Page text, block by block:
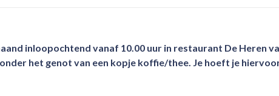
inloopochtend vanaf 10.00 uur in restaurant De Heren
het genot van een kopje koffie/thee. Je hoeft je